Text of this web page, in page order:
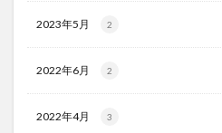
2023年5月 2
2022年6月 2
2022年4月 3